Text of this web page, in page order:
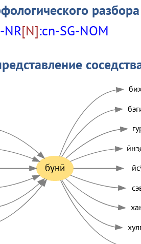
разбора
-NR[N]:cn-SG-NOM
бунӣ